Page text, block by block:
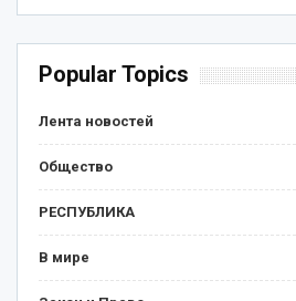
Popular Topics
Лента новостей
Общество
РЕСПУБЛИКА
В мире